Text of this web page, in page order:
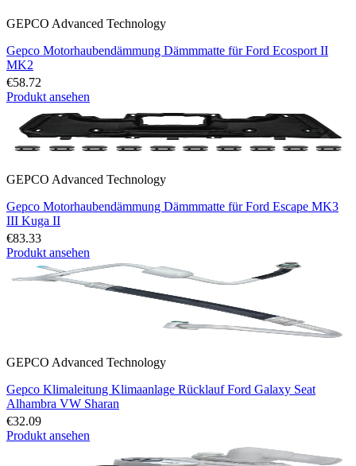
GEPCO Advanced Technology
Gepco Motorhaubendämmung Dämmmatte für Ford Ecosport II
MK2
€58.72
Produkt ansehen
GEPCO Advanced Technology
Gepco Motorhaubendämmung Dämmmatte für Ford Escape MK3
III Kuga II
€83.33
Produkt ansehen
GEPCO Advanced Technology
Gepco Klimaleitung Klimaanlage Rücklauf Ford Galaxy Seat
Alhambra VW Sharan
€32.09
Produkt ansehen